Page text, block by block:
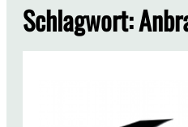
Schlagwort: